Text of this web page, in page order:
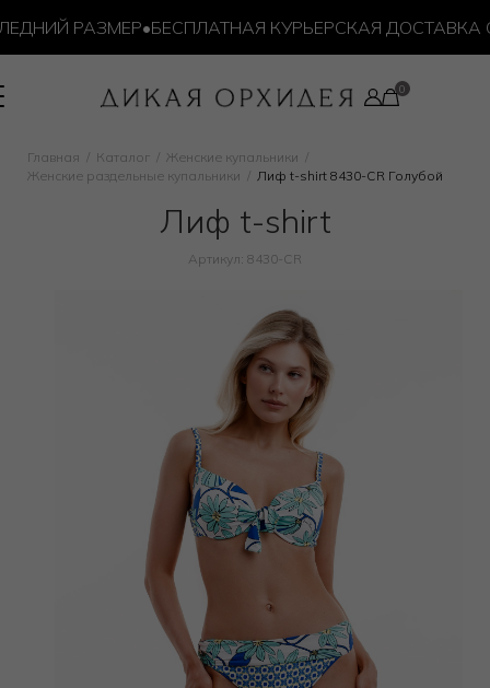
РАЗМЕР•БЕСПЛАТНАЯ КУРЬЕРСКАЯ ДОСТАВКА ОТ
Главная Каталог
Женские купальники
Женские раздельные купальники
Лиф t-shirt 8430-CR Голубой
Лиф t-shirt
Артикул: 8430-CR